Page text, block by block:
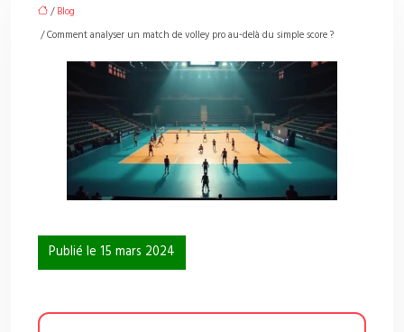
/Blog
/ Comment analyser un match de volley pro au-delà du simple score ?
Publié le 15 mars 2024